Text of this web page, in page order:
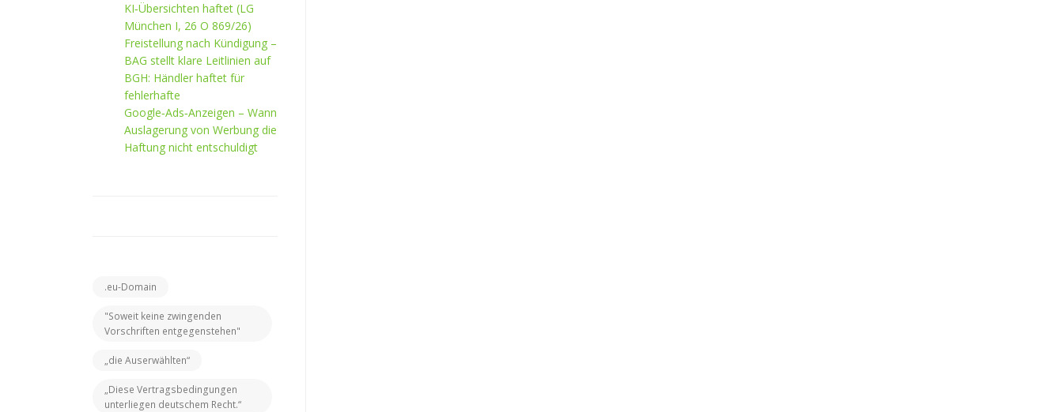
KI‑Übersichten haftet (LG
München I, 26 O 869/26)
Freistellung nach Kündigung –
BAG stellt klare Leitlinien auf
BGH: Händler haftet für
fehlerhafte
Google‑Ads‑Anzeigen – Wann
Auslagerung von Werbung die
Haftung nicht entschuldigt
.eu-Domain
"Soweit keine zwingenden
Vorschriften entgegenstehen"
„die Auserwählten“
„Diese Vertragsbedingungen
unterliegen deutschem Recht.“